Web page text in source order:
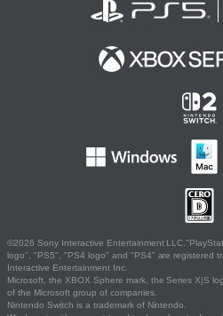
©2026 Sony Interactive Entertainment
logo", "PS5", "PS4 logo" and "PS4" are registered
Interactive Entertainment Inc.
Microsoft, the XBOX Sphere mark, the Series X|S
of the Microsoft group of companies.
Nintendo Switch is a trademark of Nintendo.